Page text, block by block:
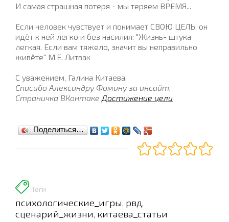
И самая страшная потеря - мы теряем ВРЕМЯ...
Если человек чувствует и понимает СВОЮ ЦЕЛЬ, он
идёт к ней легко и без насилия: "Жизнь- штука
легкая. Если вам тяжело, значит вы неправильно
живёте" М.Е. Литвак
С уважением, Галина Китаева.
Спасибо Александру Фомину за инсайт.
Страничка ВКонтаке Достижение цели
Поделиться…
Теги
психологические_игры рвд
сценарий_жизни китаева_статьи